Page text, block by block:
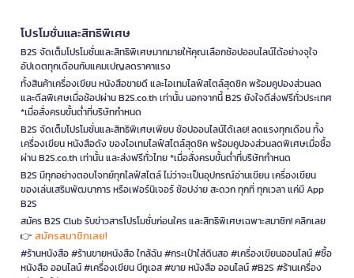
โปรโมชั่นและสิทธิพิเศษ
B2S จัดเต็มโปรโมชั่นและสิทธิพิเศษมากมายให้คุณเลือกช้อปออนไลน์ได้อย่างจุใจ
อัปเดตทุกเดือนกับแคมเปญลดราคาแรง
ทั้งสินค้าเครื่องเขียน หนังสือขายดี และไอเทมไลฟ์สไตล์สุดชิค พร้อมคูปองส่วนลด
และดีลพิเศษเมื่อช้อปผ่าน B2S.co.th เท่านั้น นอกจากนี้ B2S ยังใจดีส่งฟรีทั่วประเทศ
*เมื่อสั่งครบขั้นต่ำที่บริษัทกำหนด
B2S จัดเต็มโปรโมชั่นและสิทธิพิเศษเพียบ ช้อปออนไลน์ได้เลย! ลดแรงทุกเดือน ทั้ง
เครื่องเขียน หนังสือดัง ของไอเทมไลฟ์สไตล์สุดชิค พร้อมคูปองส่วนลดพิเศษเมื่อซื้อ
ผ่าน B2S.co.th เท่านั้น และส่งฟรีทั่วไทย *เมื่อสั่งครบขั้นต่ำที่บริษัทกำหนด
B2S มีทุกอย่างตอบโจทย์ทุกไลฟ์สไตล์ ไม่ว่าจะเป็นอุปกรณ์อ่านเขียน เครื่องเขียน
ของเล่นเสริมพัฒนาการ หรือเฟอร์นิเจอร์ ช้อปง่าย สะดวก ทุกที่ ทุกเวลา แค่มี App
B2S
สมัคร B2S Club รับข่าวสารโปรโมชั่นก่อนใคร และสิทธิพิเศษเฉพาะสมาชิก! คลิกเลย
👉 สมัครสมาชิกเลย!
#ร้านหนังสือ #ร้านขายหนังสือ ใกล้ฉัน #กระเป๋าใส่ดินสอ #เครื่องเขียนออนไลน์ #ซื้อ
หนังสือ ออนไลน์ #เครื่องเขียน บีทูเอส #ขาย หนังสือ ออนไลน์ #B2S #ร้านเครื่อง